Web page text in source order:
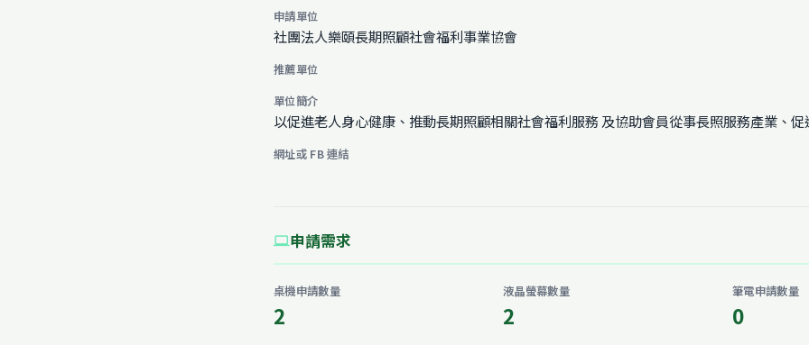
申請單位
社團法人樂頤長期照顧社會福利事業協會
推薦單位
單位簡介
以促進老人身心健康、推動長期照顧相關社會福利服務 及協助會員從事長照服務產業、促
網址或 FB 連結
computer申請需求
桌機申請數量
2
液晶螢幕數量
2
筆電申請數量
0